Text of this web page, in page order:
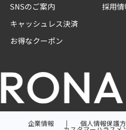
SNSのご案内
キャッシュレス決済
お得なクーポン
採用
企業情報 個人情報保護